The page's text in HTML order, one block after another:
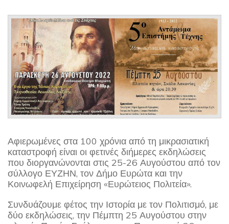
Αφιερωμένες στα 100 χρόνια από τη μικρασιατική
καταστροφή είναι οι φετινές διήμερες εκδηλώσεις
που διοργανώνονται στις 25-26 Αυγούστου από τον
σύλλογο ΕΥΖΗΝ, τον Δήμο Ευρώτα και την
Κοινωφελή Επιχείρηση «Ευρώτειος Πολιτεία».
Συνδυάζουμε φέτος την Ιστορία με τον Πολιτισμό, με
δύο εκδηλώσεις, την Πέμπτη 25 Αυγούστου στην